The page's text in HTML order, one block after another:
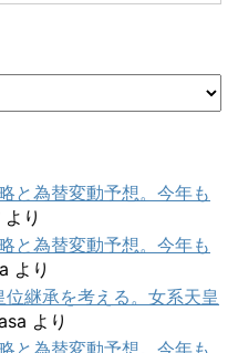
と為替変動予想。今年も
より
と為替変動予想。今年も
より
継承を考える。女系天皇
より
と為替変動予想。今年も